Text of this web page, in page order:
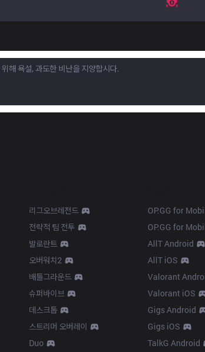
리그오브레전드
전략적 팀 전투
발로란트
오버워치2
배틀그라운드
슈퍼바이브
데스크톱
스트리머 오버레이
Duo
OP.GG for
OP.GG for
AllT Android
AllT iOS
Valorant
Valorant iOS
Gigs Android
Gigs iOS
TalkG Android